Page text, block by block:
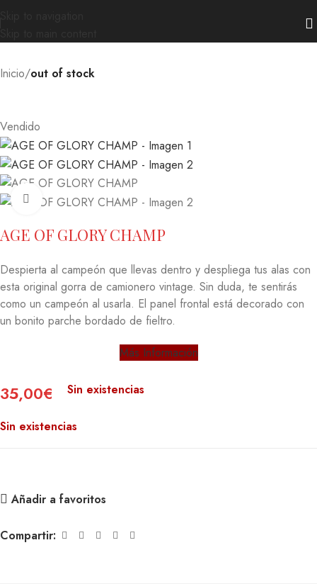
Inicio out of stock
Vendido
Ampliar
AGE OF GLORY CHAMP
Despierta al campeón que llevas dentro y despliega tus alas con
esta original gorra de camionero vintage. Sin duda, te sentirás
como un campeón al usarla. El panel frontal está decorado con
un bonito parche bordado de fieltro.
Más Información
35,00€ Sin existencias
Sin existencias
Añadir a favoritos
Compartir: